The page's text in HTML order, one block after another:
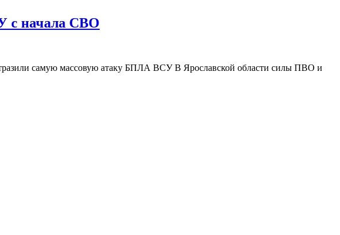
с начала СВО
самую массовую атаку БПЛА ВСУ В Ярославской области силы ПВО и